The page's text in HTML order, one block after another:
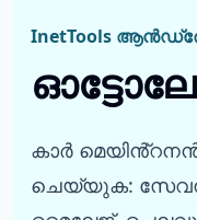
InetTools
കാർ
ചെയ്യുക: